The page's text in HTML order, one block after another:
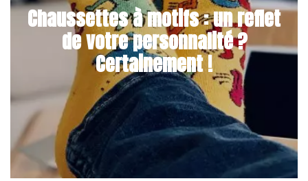
Chaussettes à motifs : un reflet
de votre personnalité ?
Certainement !